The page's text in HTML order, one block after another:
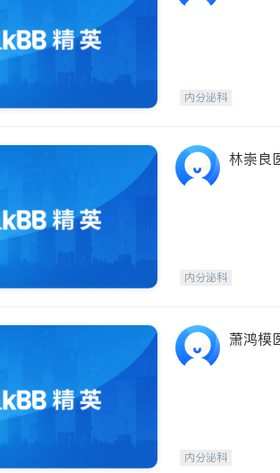
内分泌科
林崇良
内分泌科
萧鸿模
内分泌科